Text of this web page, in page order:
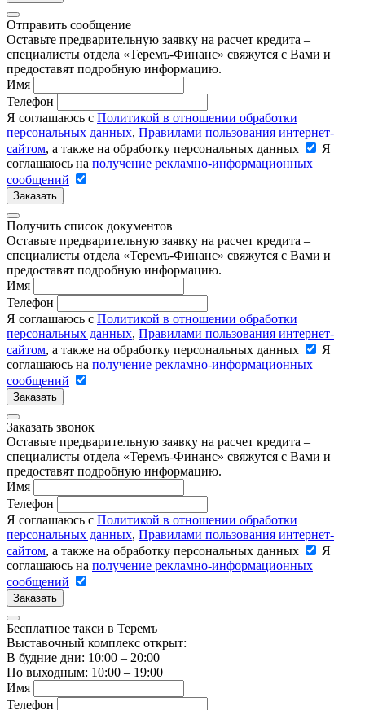
Отправить сообщение
Оставьте предварительную заявку на расчет кредита –
специалисты отдела «Теремъ-Финанс» свяжутся с Вами и
предоставят подробную информацию.
Имя
Телефон
Я соглашаюсь с Политикой в отношении обработки
персональных данных, Правилами пользования интернет-
сайтом, а также на обработку персональных данных
Я
соглашаюсь на получение рекламно-информационных
сообщений
Заказать
Получить список документов
Оставьте предварительную заявку на расчет кредита –
специалисты отдела «Теремъ-Финанс» свяжутся с Вами и
предоставят подробную информацию.
Имя
Телефон
Я соглашаюсь с Политикой в отношении обработки
персональных данных, Правилами пользования интернет-
сайтом, а также на обработку персональных данных
Я
соглашаюсь на получение рекламно-информационных
сообщений
Заказать
Заказать звонок
Оставьте предварительную заявку на расчет кредита –
специалисты отдела «Теремъ-Финанс» свяжутся с Вами и
предоставят подробную информацию.
Имя
Телефон
Я соглашаюсь с Политикой в отношении обработки
персональных данных, Правилами пользования интернет-
сайтом, а также на обработку персональных данных
Я
соглашаюсь на получение рекламно-информационных
сообщений
Заказать
Бесплатное такси в Теремъ
Выставочный комплекс открыт:
В будние дни: 10:00 – 20:00
По выходным: 10:00 – 19:00
Имя
Телефон